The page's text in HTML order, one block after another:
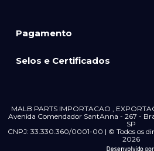
Pagamento
Selos e Certificados
MALB PARTS IMPORTACAO ,
Avenida Comendador SantAnna - 267 -
SP
CNPJ: 33.330.360/0001-00 | © Todos os
2026